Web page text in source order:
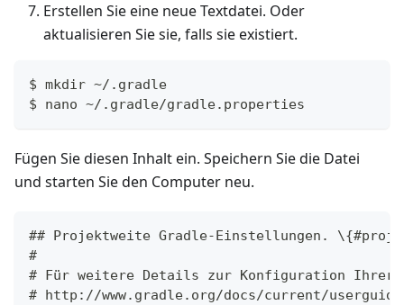
Erstellen Sie eine neue Textdatei. Oder
aktualisieren Sie sie, falls sie existiert.
$ mkdir ~/.gradle
$ nano ~/.gradle/gradle.properties
Fügen Sie diesen Inhalt ein. Speichern Sie die Datei
und starten Sie den Computer neu.
## Projektweite Gradle-Einstellungen.
#
# Für weitere Details zur Konfiguration Ihrer
# http://www.gradle.org/docs/current/